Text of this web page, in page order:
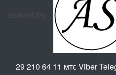
29 210 64 11 мтс Viber